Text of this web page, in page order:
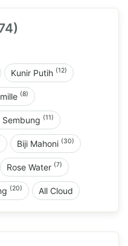
Kunir Putih (12)
(8)
Sembung (11)
Biji Mahoni (30)
Rose Water (7)
(20) All Cloud